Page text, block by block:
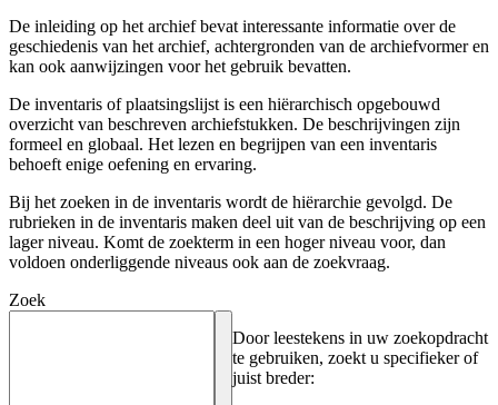
De inleiding op het archief bevat interessante informatie over de
geschiedenis van het archief, achtergronden van de archiefvormer en
kan ook aanwijzingen voor het gebruik bevatten.
De inventaris of plaatsingslijst is een hiërarchisch opgebouwd
overzicht van beschreven archiefstukken. De beschrijvingen zijn
formeel en globaal. Het lezen en begrijpen van een inventaris
behoeft enige oefening en ervaring.
Bij het zoeken in de inventaris wordt de hiërarchie gevolgd. De
rubrieken in de inventaris maken deel uit van de beschrijving op een
lager niveau. Komt de zoekterm in een hoger niveau voor, dan
voldoen onderliggende niveaus ook aan de zoekvraag.
Zoek
Door leestekens in uw zoekopdracht
te gebruiken, zoekt u specifieker of
juist breder: